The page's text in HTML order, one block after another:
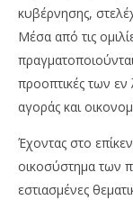
κυβέρνησης,
Μέσα από τις
προοπτικές των
αγοράς και
Έχοντας στο
οικοσύστημα των
εστιασμένες